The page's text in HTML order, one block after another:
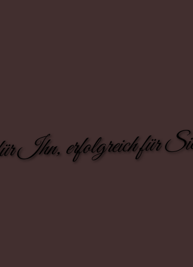
Ihn, erfolgreich für